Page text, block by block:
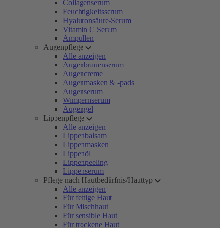
Collagenserum
Feuchtigkeitsserum
Hyaluronsäure-Serum
Vitamin C Serum
Ampullen
Augenpflege
Alle anzeigen
Augenbrauenserum
Augencreme
Augenmasken & -pads
Augenserum
Wimpernserum
Augengel
Lippenpflege
Alle anzeigen
Lippenbalsam
Lippenmasken
Lippenöl
Lippenpeeling
Lippenserum
Pflege nach Hautbedürfnis/Hauttyp
Alle anzeigen
Für fettige Haut
Für Mischhaut
Für sensible Haut
Für trockene Haut